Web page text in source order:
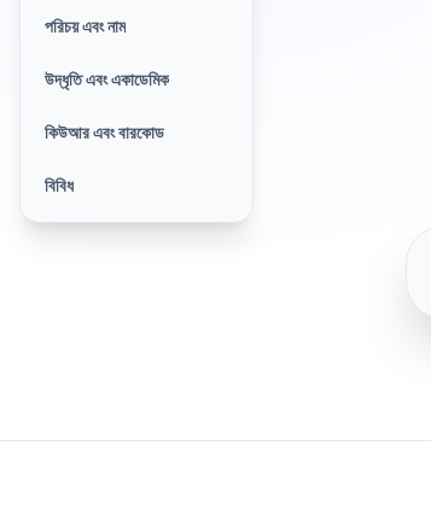
পরিচয় এবং নাম
উদ্ধৃতি এবং একাডেমিক
কিউআর এবং বারকোড
বিবিধ